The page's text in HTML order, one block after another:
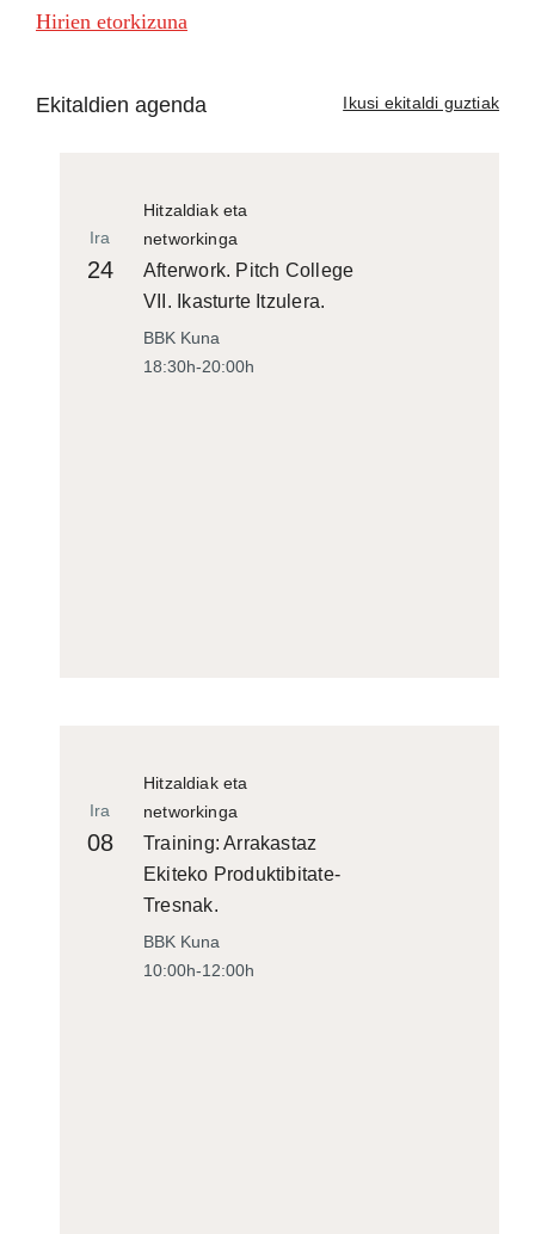
Hirien etorkizuna
Ekitaldien agenda Ikusi ekitaldi guztiak
Hitzaldiak eta
networkinga
Ira
24
Afterwork. Pitch College
VII. Ikasturte Itzulera.
BBK Kuna
18:30h-20:00h
Hitzaldiak eta
networkinga
Ira
08
Training: Arrakastaz
Ekiteko Produktibitate-
Tresnak.
BBK Kuna
10:00h-12:00h